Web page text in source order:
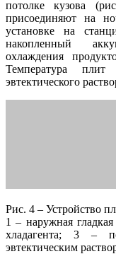
потолке кузова
присоединяют на
установке на
накопленный
охлаждения
Температура плит
эвтектического
Рис. 4 – Устройство
1 – наружная
хладагента; 3 –
эвтектическим